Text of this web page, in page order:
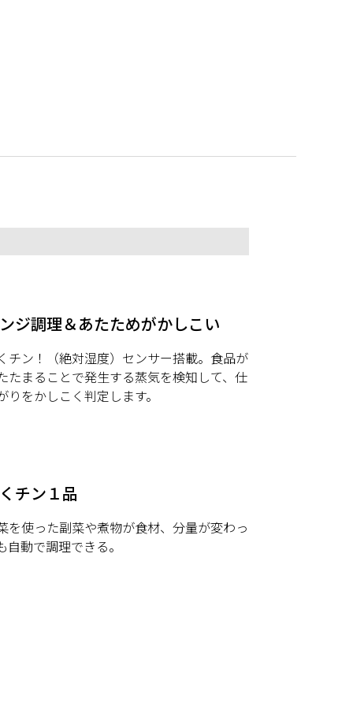
ジ調理＆あたためがかしこい
チン！（絶対湿度）センサー搭載。食品が
たまることで発生する蒸気を検知して、仕
りをかしこく判定します。
チン１品
を使った副菜や煮物が食材、分量が変わっ
自動で調理できる。